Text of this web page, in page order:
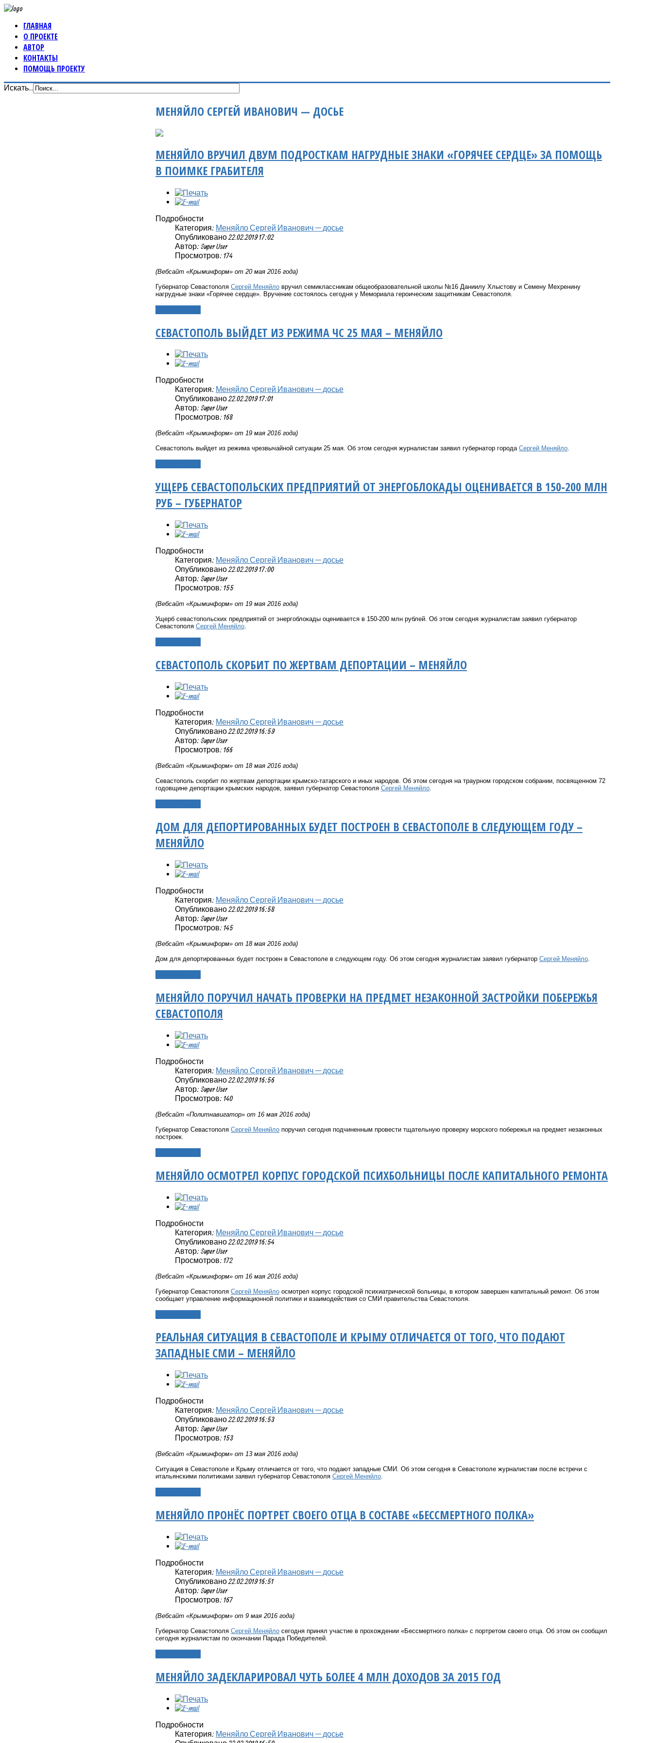
ГЛАВНАЯ
О ПРОЕКТЕ
АВТОР
КОНТАКТЫ
ПОМОЩЬ ПРОЕКТУ
Искать...
МЕНЯЙЛО СЕРГЕЙ ИВАНОВИЧ — ДОСЬЕ
МЕНЯЙЛО ВРУЧИЛ ДВУМ ПОДРОСТКАМ НАГРУДНЫЕ ЗНАКИ «ГОРЯЧЕЕ СЕРДЦЕ» ЗА ПОМОЩЬ
В ПОИМКЕ ГРАБИТЕЛЯ
Подробности
Категория: Меняйло Сергей Иванович — досье
Опубликовано 22.02.2019 17:02
Автор: Super User
Просмотров: 174
(Вебсайт «Крыминформ» от 20 мая 2016 года)
Губернатор Севастополя Сергей Меняйло вручил семиклассникам общеобразовательной школы №16 Даниилу Хлыстову и Семену Мехренину
нагрудные знаки «Горячее сердце». Вручение состоялось сегодня у Мемориала героическим защитникам Севастополя.
СЕВАСТОПОЛЬ ВЫЙДЕТ ИЗ РЕЖИМА ЧС 25 МАЯ – МЕНЯЙЛО
Подробности
Категория: Меняйло Сергей Иванович — досье
Опубликовано 22.02.2019 17:01
Автор: Super User
Просмотров: 168
(Вебсайт «Крыминформ» от 19 мая 2016 года)
Севастополь выйдет из режима чрезвычайной ситуации 25 мая. Об этом сегодня журналистам заявил губернатор города Сергей Меняйло.
УЩЕРБ СЕВАСТОПОЛЬСКИХ ПРЕДПРИЯТИЙ ОТ ЭНЕРГОБЛОКАДЫ ОЦЕНИВАЕТСЯ В 150-200 МЛН
РУБ – ГУБЕРНАТОР
Подробности
Категория: Меняйло Сергей Иванович — досье
Опубликовано 22.02.2019 17:00
Автор: Super User
Просмотров: 155
(Вебсайт «Крыминформ» от 19 мая 2016 года)
Ущерб севастопольских предприятий от энергоблокады оценивается в 150-200 млн рублей. Об этом сегодня журналистам заявил губернатор
Севастополя Сергей Меняйло.
СЕВАСТОПОЛЬ СКОРБИТ ПО ЖЕРТВАМ ДЕПОРТАЦИИ – МЕНЯЙЛО
Подробности
Категория: Меняйло Сергей Иванович — досье
Опубликовано 22.02.2019 16:59
Автор: Super User
Просмотров: 166
(Вебсайт «Крыминформ» от 18 мая 2016 года)
Севастополь скорбит по жертвам депортации крымско-татарского и иных народов. Об этом сегодня на траурном городском собрании, посвященном 72
годовщине депортации крымских народов, заявил губернатор Севастополя Сергей Меняйло.
ДОМ ДЛЯ ДЕПОРТИРОВАННЫХ БУДЕТ ПОСТРОЕН В СЕВАСТОПОЛЕ В СЛЕДУЮЩЕМ ГОДУ –
МЕНЯЙЛО
Подробности
Категория: Меняйло Сергей Иванович — досье
Опубликовано 22.02.2019 16:58
Автор: Super User
Просмотров: 145
(Вебсайт «Крыминформ» от 18 мая 2016 года)
Дом для депортированных будет построен в Севастополе в следующем году. Об этом сегодня журналистам заявил губернатор Сергей Меняйло
МЕНЯЙЛО ПОРУЧИЛ НАЧАТЬ ПРОВЕРКИ НА ПРЕДМЕТ НЕЗАКОННОЙ ЗАСТРОЙКИ ПОБЕРЕЖЬЯ
СЕВАСТОПОЛЯ
Подробности
Категория: Меняйло Сергей Иванович — досье
Опубликовано 22.02.2019 16:56
Автор: Super User
Просмотров: 140
(Вебсайт «Политнавигатор» от 16 мая 2016 года)
Губернатор Севастополя Сергей Меняйло поручил сегодня подчиненным провести тщательную проверку морского побережья на предмет незаконных
построек.
МЕНЯЙЛО ОСМОТРЕЛ КОРПУС ГОРОДСКОЙ ПСИХБОЛЬНИЦЫ ПОСЛЕ КАПИТАЛЬНОГО РЕМОНТА
Подробности
Категория: Меняйло Сергей Иванович — досье
Опубликовано 22.02.2019 16:54
Автор: Super User
Просмотров: 172
(Вебсайт «Крыминформ» от 16 мая 2016 года)
Губернатор Севастополя Сергей Меняйло осмотрел корпус городской психиатрической больницы, в котором завершен капитальный ремонт. Об этом
сообщает управление информационной политики и взаимодействия со СМИ правительства Севастополя.
РЕАЛЬНАЯ СИТУАЦИЯ В СЕВАСТОПОЛЕ И КРЫМУ ОТЛИЧАЕТСЯ ОТ ТОГО, ЧТО ПОДАЮТ
ЗАПАДНЫЕ СМИ – МЕНЯЙЛО
Подробности
Категория: Меняйло Сергей Иванович — досье
Опубликовано 22.02.2019 16:53
Автор: Super User
Просмотров: 153
(Вебсайт «Крыминформ» от 13 мая 2016 года)
Ситуация в Севастополе и Крыму отличается от того, что подают западные СМИ. Об этом сегодня в Севастополе журналистам после встречи с
итальянскими политиками заявил губернатор Севастополя Сергей Меняйло.
МЕНЯЙЛО ПРОНЁС ПОРТРЕТ СВОЕГО ОТЦА В СОСТАВЕ «БЕССМЕРТНОГО ПОЛКА»
Подробности
Категория: Меняйло Сергей Иванович — досье
Опубликовано 22.02.2019 16:51
Автор: Super User
Просмотров: 167
(Вебсайт «Крыминформ» от 9 мая 2016 года)
Губернатор Севастополя Сергей Меняйло сегодня принял участие в прохождении «Бессмертного полка» с портретом своего отца. Об этом он сообщил
сегодня журналистам по окончании Парада Победителей.
МЕНЯЙЛО ЗАДЕКЛАРИРОВАЛ ЧУТЬ БОЛЕЕ 4 МЛН ДОХОДОВ ЗА 2015 ГОД
Подробности
Категория: Меняйло Сергей Иванович — досье